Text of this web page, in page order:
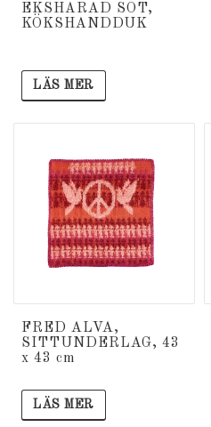
EKSHÄRAD SOT,
KÖKSHANDDUK
LÄS MER
FRED ALVA,
SITTUNDERLAG, 43
x 43 cm
LÄS MER